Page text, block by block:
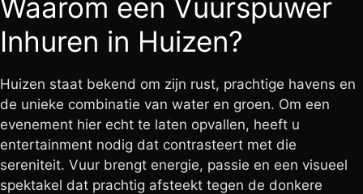
Waarom een Vuurspuwer
Inhuren in Huizen?
Huizen staat bekend om zijn rust, prachtige havens en
de unieke combinatie van water en groen. Om een
evenement hier echt te laten opvallen, heeft u
entertainment nodig dat contrasteert met die
sereniteit. Vuur brengt energie, passie en een visueel
spektakel dat prachtig afsteekt tegen de donkere